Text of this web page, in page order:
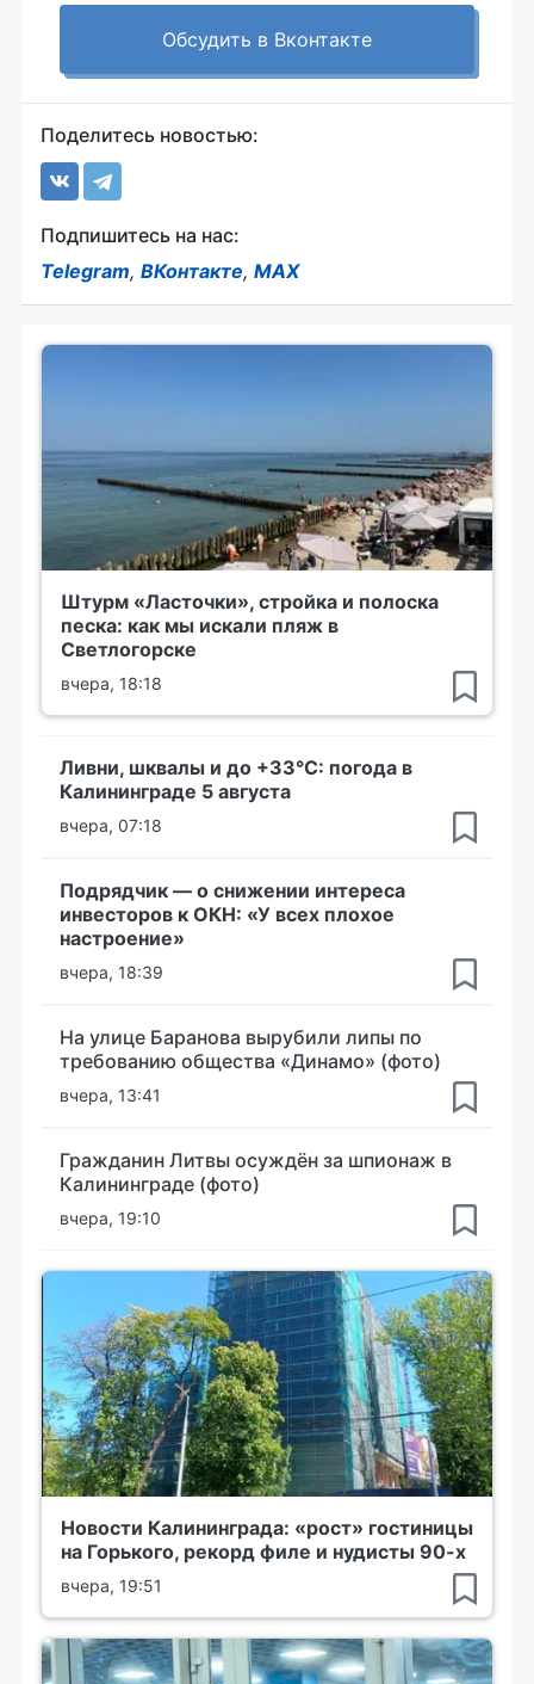
Обсудить в Вконтакте
Поделитесь новостью:
Подпишитесь на нас:
Telegram, ВКонтакте, MAX
Штурм «Ласточки», стройка и полоска
песка: как мы искали пляж в
Светлогорске
вчера, 18:18
Ливни, шквалы и до +33°С: погода в
Калининграде 5 августа
вчера, 07:18
Подрядчик — о снижении интереса
инвесторов к ОКН: «У всех плохое
настроение»
вчера, 18:39
На улице Баранова вырубили липы по
требованию общества «Динамо» (фото)
вчера, 13:41
Гражданин Литвы осуждён за шпионаж в
Калининграде (фото)
вчера, 19:10
Новости Калининграда: «рост» гостиницы
на Горького, рекорд филе и нудисты 90-х
вчера, 19:51